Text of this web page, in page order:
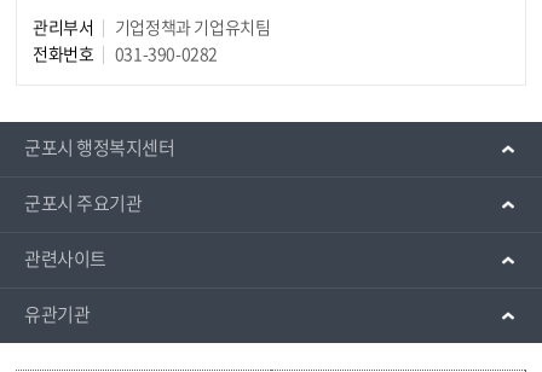
관리부서
기업정책과 기업유치팀
전화번호
031-390-0282
군포시 행정복지센터
군포시 주요기관
관련사이트
유관기관